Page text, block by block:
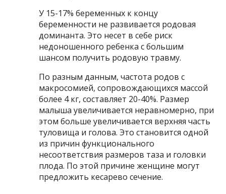
У 15-17% беременных к концу
беременности не развивается родовая
доминанта. Это несет в себе риск
недоношенного ребенка с большим
шансом получить родовую травму.
По разным данным, частота родов с
макросомией, сопровождающихся массой
более 4 кг, составляет 20-40%. Размер
малыша увеличивается неравномерно, при
этом больше увеличивается верхняя часть
туловища и голова. Это становится одной
из причин функционального
несоответствия размеров таза и головки
плода. По этой причине женщине могут
предложить кесарево сечение.